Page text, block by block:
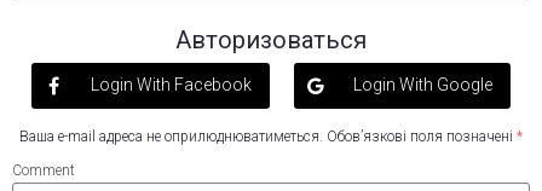
Авторизоваться
Login With Facebook Login With Google
Ваша e-mail адреса не оприлюднюватиметься. Обов’язкові поля позначені *
Comment